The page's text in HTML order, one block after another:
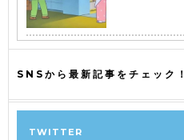
SNSから最新記事をチェック！
TWITTER